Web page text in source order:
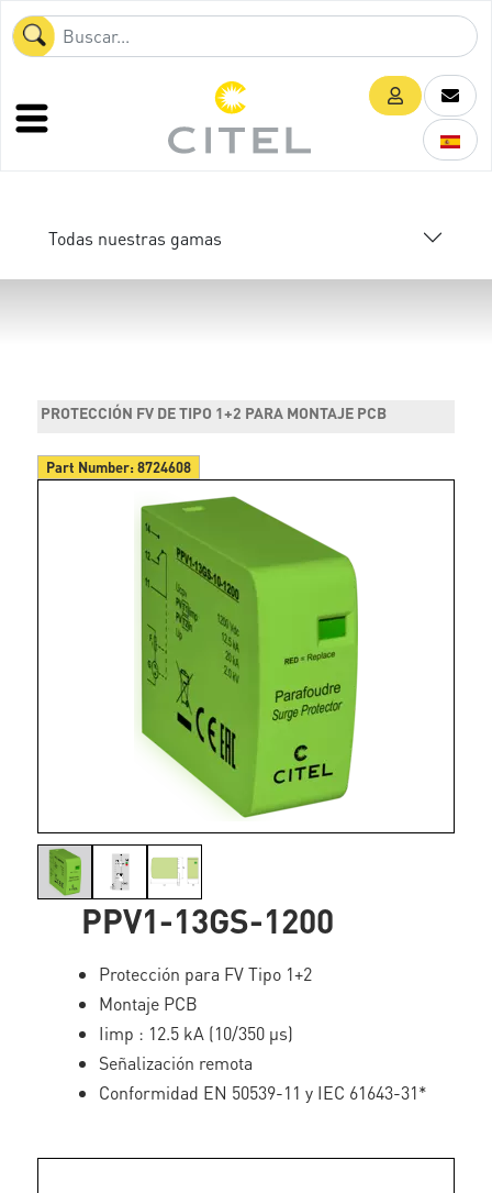
Todas nuestras gamas
PROTECCIÓN FV DE TIPO 1+2 PARA MONTAJE PCB
Part Number:8724608
PPV1-13GS-1200
Protección para FV Tipo 1+2
Montaje PCB
Iimp : 12.5 kA (10/350 µs)
Señalización remota
Conformidad EN 50539-11 y IEC 61643-31*